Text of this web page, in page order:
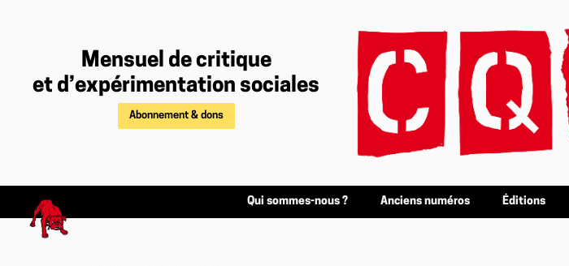
Mensuel de critique
et d’expérimentation sociales
Abonnement & dons
Qui sommes-nous ? Anciens numéros Éditions